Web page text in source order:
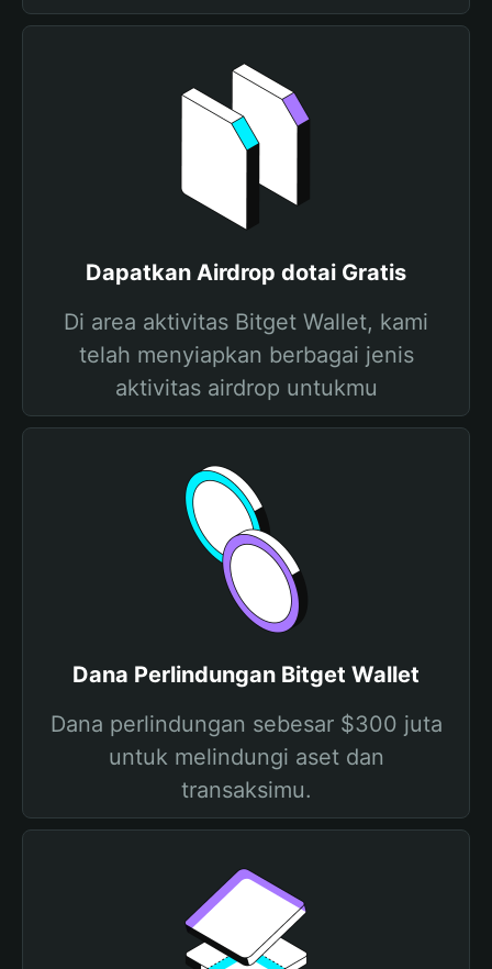
Dapatkan Airdrop dotai Gratis
Di area aktivitas Bitget Wallet, kami
telah menyiapkan berbagai jenis
aktivitas airdrop untukmu
Dana Perlindungan Bitget Wallet
Dana perlindungan sebesar $300 juta
untuk melindungi aset dan
transaksimu.